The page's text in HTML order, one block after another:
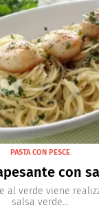
PASTA CON PESCE
con
al verde viene
salsa verde...